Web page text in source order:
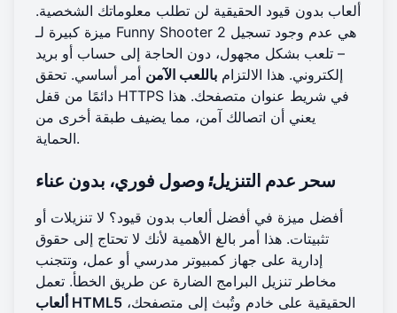
ألعاب بدون قيود الحقيقية لن تطلب معلوماتك الشخصية.
ميزة كبيرة لـ Funny Shooter 2 هي عدم وجود تسجيل
– تلعب بشكل مجهول، دون الحاجة إلى حساب أو بريد
إلكتروني. هذا الالتزام باللعب الآمن أمر أساسي. تحقق
دائمًا من قفل HTTPS في شريط عنوان متصفحك. هذا
يعني أن اتصالك آمن، مما يضيف طبقة أخرى من
الحماية.
سحر عدم التنزيل: وصول فوري، بدون عناء
أفضل ميزة في أفضل ألعاب بدون قيود؟ لا تنزيلات أو
تثبيتات. هذا أمر بالغ الأهمية لأنك لا تحتاج إلى حقوق
إدارية على جهاز كمبيوتر مدرسي أو عمل، وتتجنب
مخاطر تنزيل البرامج الضارة عن طريق الخطأ. تعمل
ألعاب HTML5